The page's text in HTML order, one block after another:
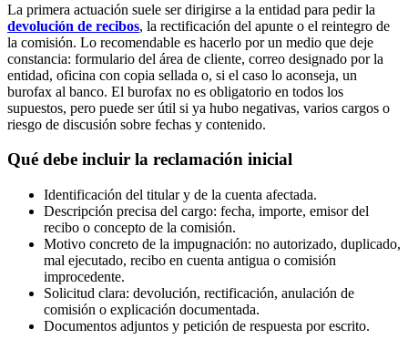
La primera actuación suele ser dirigirse a la entidad para pedir la
devolución de recibos, la rectificación del apunte o el reintegro de
la comisión. Lo recomendable es hacerlo por un medio que deje
constancia: formulario del área de cliente, correo designado por la
entidad, oficina con copia sellada o, si el caso lo aconseja, un
burofax al banco. El burofax no es obligatorio en todos los
supuestos, pero puede ser útil si ya hubo negativas, varios cargos o
riesgo de discusión sobre fechas y contenido.
Qué debe incluir la reclamación inicial
Identificación del titular y de la cuenta afectada.
Descripción precisa del cargo: fecha, importe, emisor del
recibo o concepto de la comisión.
Motivo concreto de la impugnación: no autorizado, duplicado,
mal ejecutado, recibo en cuenta antigua o comisión
improcedente.
Solicitud clara: devolución, rectificación, anulación de
comisión o explicación documentada.
Documentos adjuntos y petición de respuesta por escrito.